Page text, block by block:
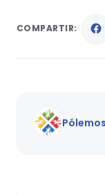
COMPARTIR:
Pólemos